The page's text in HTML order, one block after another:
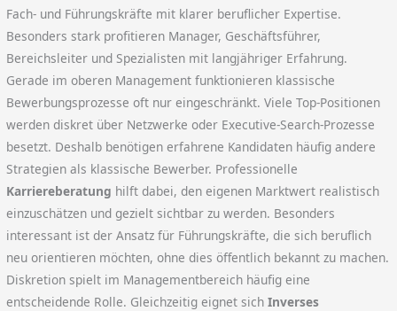
Fach- und Führungskräfte mit klarer beruflicher Expertise.
Besonders stark profitieren Manager, Geschäftsführer,
Bereichsleiter und Spezialisten mit langjähriger Erfahrung.
Gerade im oberen Management funktionieren klassische
Bewerbungsprozesse oft nur eingeschränkt. Viele Top-Positionen
werden diskret über Netzwerke oder Executive-Search-Prozesse
besetzt. Deshalb benötigen erfahrene Kandidaten häufig andere
Strategien als klassische Bewerber. Professionelle
Karriereberatung hilft dabei, den eigenen Marktwert realistisch
einzuschätzen und gezielt sichtbar zu werden. Besonders
interessant ist der Ansatz für Führungskräfte, die sich beruflich
neu orientieren möchten, ohne dies öffentlich bekannt zu machen.
Diskretion spielt im Managementbereich häufig eine
entscheidende Rolle. Gleichzeitig eignet sichInverses